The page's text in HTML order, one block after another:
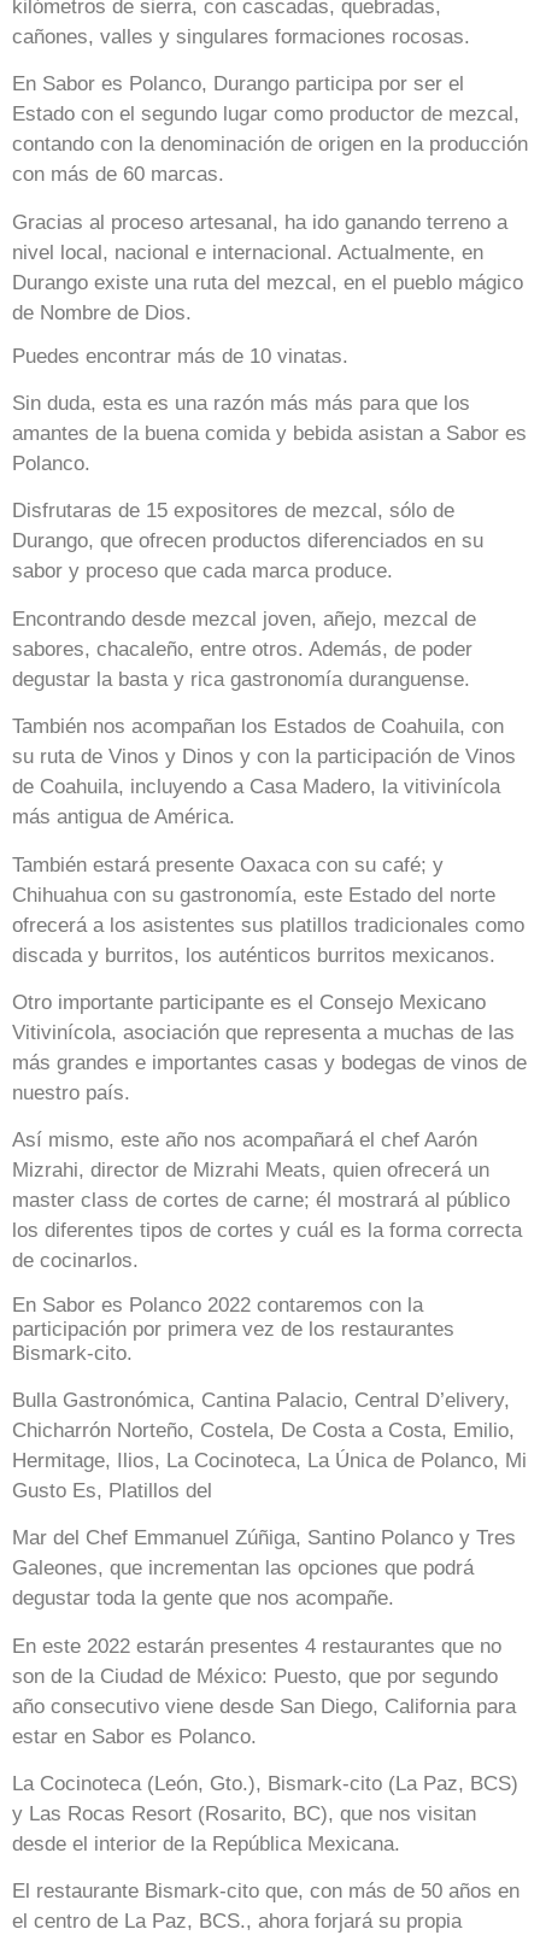
kilómetros de sierra, con cascadas, quebradas,
cañones, valles y singulares formaciones rocosas.
En Sabor es Polanco, Durango participa por ser el
Estado con el segundo lugar como productor de mezcal,
contando con la denominación de origen en la producción
con más de 60 marcas.
Gracias al proceso artesanal, ha ido ganando terreno a
nivel local, nacional e internacional. Actualmente, en
Durango existe una ruta del mezcal, en el pueblo mágico
de Nombre de Dios.
Puedes encontrar más de 10 vinatas.
Sin duda, esta es una razón más más para que los
amantes de la buena comida y bebida asistan a Sabor es
Polanco.
Disfrutaras de 15 expositores de mezcal, sólo de
Durango, que ofrecen productos diferenciados en su
sabor y proceso que cada marca produce.
Encontrando desde mezcal joven, añejo, mezcal de
sabores, chacaleño, entre otros. Además, de poder
degustar la basta y rica gastronomía duranguense.
También nos acompañan los Estados de Coahuila, con
su ruta de Vinos y Dinos y con la participación de Vinos
de Coahuila, incluyendo a Casa Madero, la vitivinícola
más antigua de América.
También estará presente Oaxaca con su café; y
Chihuahua con su gastronomía, este Estado del norte
ofrecerá a los asistentes sus platillos tradicionales como
discada y burritos, los auténticos burritos mexicanos.
Otro importante participante es el Consejo Mexicano
Vitivinícola, asociación que representa a muchas de las
más grandes e importantes casas y bodegas de vinos de
nuestro país.
Así mismo, este año nos acompañará el chef Aarón
Mizrahi, director de Mizrahi Meats, quien ofrecerá un
master class de cortes de carne; él mostrará al público
los diferentes tipos de cortes y cuál es la forma correcta
de cocinarlos.
En Sabor es Polanco 2022 contaremos con la
participación por primera vez de los restaurantes
Bismark-cito.
Bulla Gastronómica, Cantina Palacio, Central D’elivery,
Chicharrón Norteño, Costela, De Costa a Costa, Emilio,
Hermitage, Ilios, La Cocinoteca, La Única de Polanco, Mi
Gusto Es, Platillos del
Mar del Chef Emmanuel Zúñiga, Santino Polanco y Tres
Galeones, que incrementan las opciones que podrá
degustar toda la gente que nos acompañe.
En este 2022 estarán presentes 4 restaurantes que no
son de la Ciudad de México: Puesto, que por segundo
año consecutivo viene desde San Diego, California para
estar en Sabor es Polanco.
La Cocinoteca (León, Gto.), Bismark-cito (La Paz, BCS)
y Las Rocas Resort (Rosarito, BC), que nos visitan
desde el interior de la República Mexicana.
El restaurante Bismark-cito que, con más de 50 años en
el centro de La Paz, BCS., ahora forjará su propia